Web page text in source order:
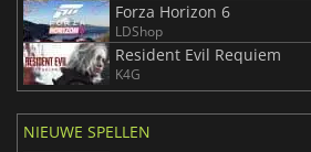
Forza Horizon 6
LDShop
Resident Evil Requiem
K4G
NIEUWE SPELLEN